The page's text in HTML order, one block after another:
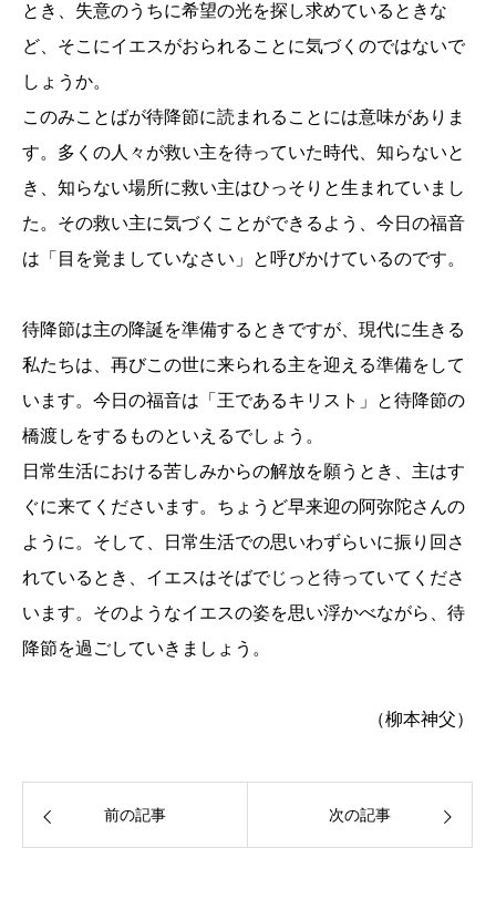
とき、失意のうちに希望の光を探し求めているときな
ど、そこにイエスがおられることに気づくのではないで
しょうか。
このみことばが待降節に読まれることには意味がありま
す。多くの人々が救い主を待っていた時代、知らないと
き、知らない場所に救い主はひっそりと生まれていまし
た。その救い主に気づくことができるよう、今日の福音
は「目を覚ましていなさい」と呼びかけているのです。
待降節は主の降誕を準備するときですが、現代に生きる
私たちは、再びこの世に来られる主を迎える準備をして
います。今日の福音は「王であるキリスト」と待降節の
橋渡しをするものといえるでしょう。
日常生活における苦しみからの解放を願うとき、主はす
ぐに来てくださいます。ちょうど早来迎の阿弥陀さんの
ように。そして、日常生活での思いわずらいに振り回さ
れているとき、イエスはそばでじっと待っていてくださ
います。そのようなイエスの姿を思い浮かべながら、待
降節を過ごしていきましょう。
（柳本神父）
前の記事 次の記事